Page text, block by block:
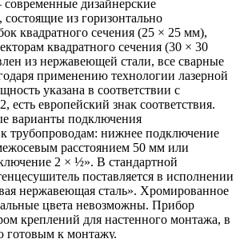
современные дизайнерские
из горизонтально
квадратного сечения (25 × 25 мм),
квадратного сечения (30 × 30
из нержавеющей стали, все сварные
применению технологии лазерной
указана в соответствии с
есть европейский знак соответствия.
варианты подключения
трубопроводам: нижнее подключение
расстоянием 50 мм или
2 × ½». В стандартной
поставляется в исполнении
нержавеющая сталь». Хромированное
цвета невозможны. Прибор
креплений для настенного монтажа, в
готовым к монтажу.